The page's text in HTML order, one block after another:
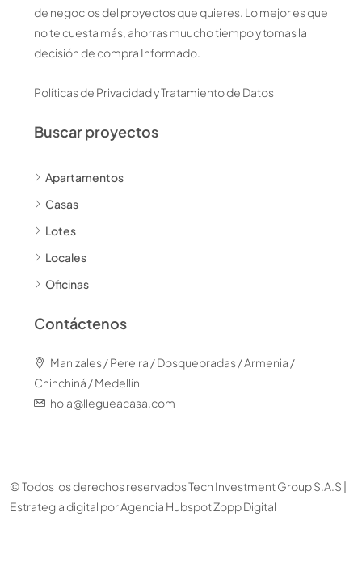
de negocios del proyectos que quieres. Lo mejor es que
no te cuesta más, ahorras muucho tiempo y tomas la
decisión de compra Informado.
Políticas de Privacidad y Tratamiento de Datos
Buscar proyectos
Apartamentos
Casas
Lotes
Locales
Oficinas
Contáctenos
Manizales / Pereira / Dosquebradas / Armenia /
Chinchiná / Medellín
hola@llegueacasa.com
© Todos los derechos reservados Tech Investment Group S.A.S |
Estrategia digital porAgencia Hubspot Zopp Digital